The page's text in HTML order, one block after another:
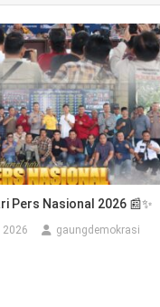
Pers Nasional 2026 📰✨
2026 gaungdemokrasi